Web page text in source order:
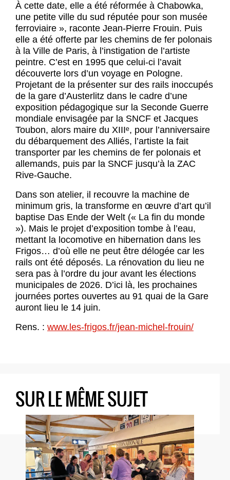
À cette date, elle a été réformée à Chabowka,
une petite ville du sud réputée pour son musée
ferroviaire », raconte Jean-Pierre Frouin. Puis
elle a été offerte par les chemins de fer polonais
à la Ville de Paris, à l’instigation de l’artiste
peintre. C’est en 1995 que celui-ci l’avait
découverte lors d’un voyage en Pologne.
Projetant de la présenter sur des rails inoccupés
de la gare d’Austerlitz dans le cadre d’une
exposition pédagogique sur la Seconde Guerre
mondiale envisagée par la SNCF et Jacques
Toubon, alors maire du XIIIᵉ, pour l’anniversaire
du débarquement des Alliés, l’artiste la fait
transporter par les chemins de fer polonais et
allemands, puis par la SNCF jusqu’à la ZAC
Rive-Gauche.
Dans son atelier, il recouvre la machine de
minimum gris, la transforme en œuvre d’art qu’il
baptise Das Ende der Welt (« La fin du monde
»). Mais le projet d’exposition tombe à l’eau,
mettant la locomotive en hibernation dans les
Frigos… d’où elle ne peut être délogée car les
rails ont été déposés. La rénovation du lieu ne
sera pas à l’ordre du jour avant les élections
municipales de 2026. D’ici là, les prochaines
journées portes ouvertes au 91 quai de la Gare
auront lieu le 14 juin.
Rens. : www.les-frigos.fr/jean-michel-frouin/
SUR LE MÊME SUJET